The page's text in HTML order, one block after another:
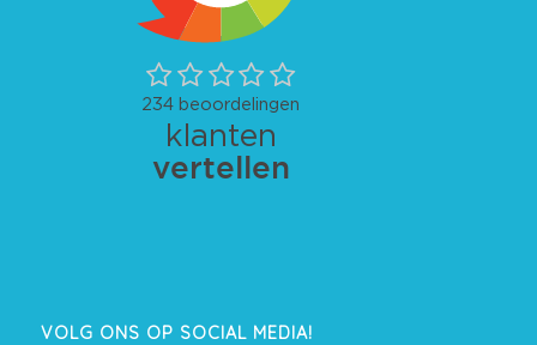
VOLG ONS OP SOCIAL MEDIA!